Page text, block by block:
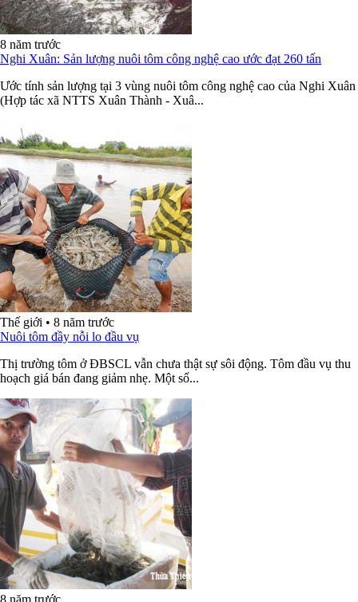
8 năm trước
Nghi Xuân: Sản lượng nuôi tôm công nghệ cao ước đạt 260 tấn
Ước tính sản lượng tại 3 vùng nuôi tôm công nghệ cao của Nghi Xuân
(Hợp tác xã NTTS Xuân Thành - Xuâ...
Thế giới • 8 năm trước
Nuôi tôm đầy nỗi lo đầu vụ
Thị trường tôm ở ĐBSCL vẫn chưa thật sự sôi động. Tôm đầu vụ thu
hoạch giá bán đang giảm nhẹ. Một số...
8 năm trước